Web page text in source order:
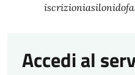
Accedi al